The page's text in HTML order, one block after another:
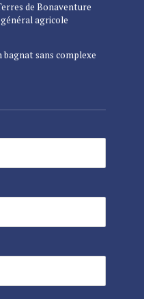
de Bonaventure
agricole
bagnat sans complexe